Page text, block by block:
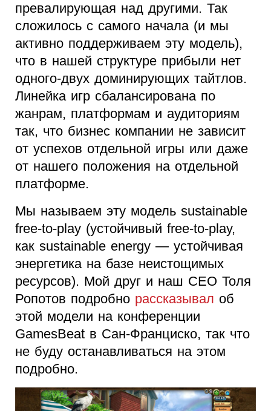
превалирующая над другими. Так
сложилось с самого начала (и мы
активно поддерживаем эту модель),
что в нашей структуре прибыли нет
одного-двух доминирующих тайтлов.
Линейка игр сбалансирована по
жанрам, платформам и аудиториям
так, что бизнес компании не зависит
от успехов отдельной игры или даже
от нашего положения на отдельной
платформе.
Мы называем эту модель sustainable
free-to-play (устойчивый free-to-play,
как sustainable energy — устойчивая
энергетика на базе неистощимых
ресурсов). Мой друг и наш СЕО Толя
Ропотов подробно рассказывал об
этой модели на конференции
GamesBeat в Сан-Франциско, так что
не буду останавливаться на этом
подробно.